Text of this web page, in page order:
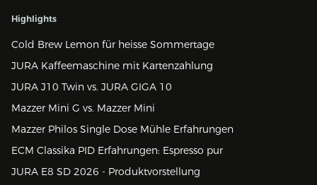
Highlights
Cold Brew Lemon für heisse Sommertage
JURA Kaffeemaschine mit Kartenzahlung
JURA J10 Twin vs. JURA GIGA 10
Mazzer Mini G vs. Mazzer Mini
Mazzer Philos Single Dose Mühle Erfahrungen
ECM Classika PID Erfahrungen: Espresso pur
JURA E8 SD 2026 - Produktvorstellung